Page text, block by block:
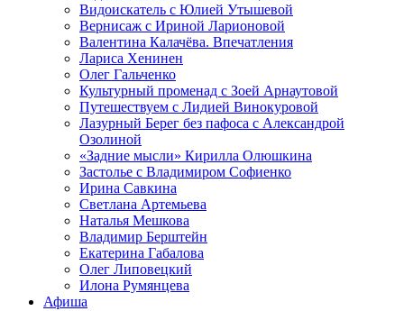
Видоискатель с Юлией Утышевой
Вернисаж с Ириной Ларионовой
Валентина Калачёва. Впечатления
Лариса Хенинен
Олег Гальченко
Культурный променад с Зоей Арнаутовой
Путешествуем с Лидией Винокуровой
Лазурный Берег без пафоса с Александрой
Озолиной
«Задние мысли» Кирилла Олюшкина
Застолье с Владимиром Софиенко
Ирина Савкина
Светлана Артемьева
Наталья Мешкова
Владимир Берштейн
Екатерина Габалова
Олег Липовецкий
Илона Румянцева
Афиша